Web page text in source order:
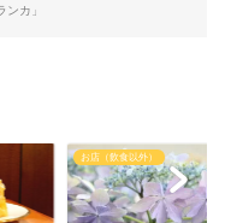
カ」
お店（飲食以外）